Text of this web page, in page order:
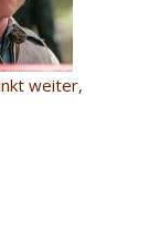
weiter,